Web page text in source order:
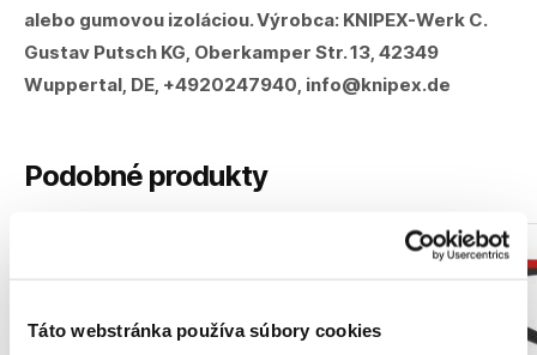
Táto webstránka používa súbory cookies
alebo gumovou izoláciou.Výrobca: KNIPEX-Werk C.
Gustav Putsch KG, Oberkamper Str. 13, 42349
Wuppertal, DE, +4920247940, info@knipex.de
Podobné produkty